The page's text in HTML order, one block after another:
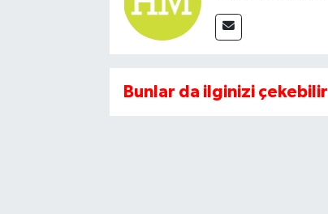
Bunlar da ilginizi çekebilir